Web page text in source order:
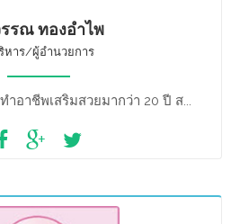
รณ ทองอำไพ
หาร/ผู้อำนวยการ
อาชีพเสริมสวยมากว่า 20 ปี ส...